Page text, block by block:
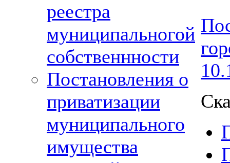
реестра
муниципальногой
собственнности
Постановления о
приватизации
муниципального
имущества